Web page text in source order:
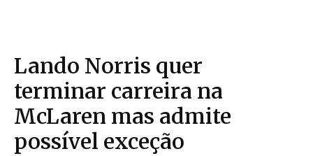
Lando Norris quer
terminar carreira na
McLaren mas admite
possível exceção